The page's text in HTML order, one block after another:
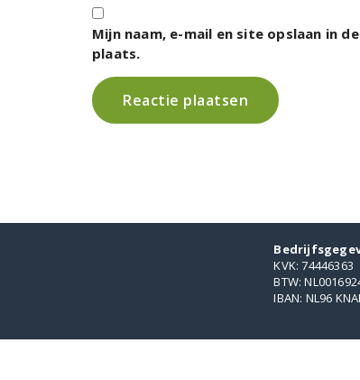
Mijn naam, e-mail en site opslaan in
plaats.
KVK: 74446363
BTW:
IBAN: NL96